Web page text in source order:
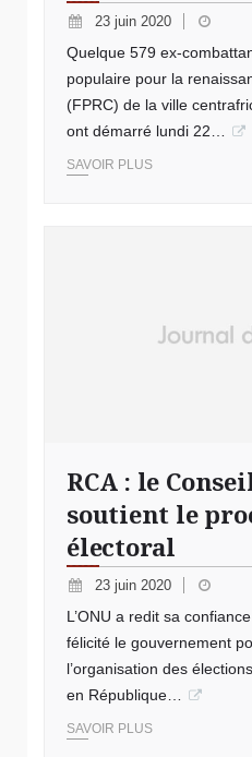
23 juin 2020
Quelque 579 ex-
populaire pour la
(FPRC) de la ville
ont démarré lundi 22…
SAVOIR PLUS
RCA : le
soutient le
électoral
23 juin 2020
L’ONU a redit sa
félicité le gouvernement
l’organisation des
en République…
SAVOIR PLUS